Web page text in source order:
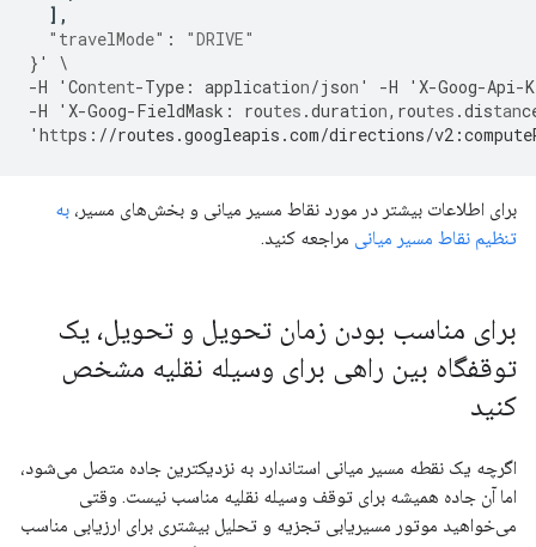
],
"travelMode" :
"DRIVE"
} '
\
-H 'Content-Type : application/json ' -H 'X-Goog-Api-
-H 'X-Goog-FieldMask : routes .duration, routes .distan
'https : //routes.googleapis.com/directions/
برای اطلاعات بیشتر در مورد نقاط مسیر میانی و بخش‌های مسیر، به
تنظیم نقاط مسیر میانی مراجعه کنید.
برای مناسب بودن زمان تحویل و تحویل، یک
توقفگاه بین راهی برای وسیله نقلیه مشخص
کنید
اگرچه یک نقطه مسیر میانی استاندارد به نزدیکترین جاده متصل می‌شود،
اما آن جاده همیشه برای توقف وسیله نقلیه مناسب نیست. وقتی
می‌خواهید موتور مسیریابی تجزیه و تحلیل بیشتری برای ارزیابی مناسب